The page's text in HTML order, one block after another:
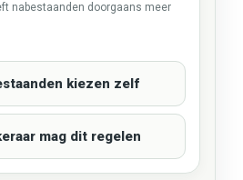
nabestaanden doorgaans meer
kiezen zelf
mag dit regelen